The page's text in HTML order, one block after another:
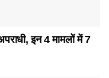
इन 4 मामलों में 7